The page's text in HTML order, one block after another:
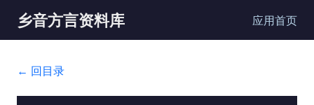
乡音方言资料库 应用首页
← 回目录